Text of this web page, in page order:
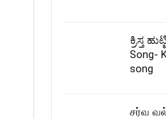
ಕ್ರಿಸ್ತ
Song-
song
சர்வ